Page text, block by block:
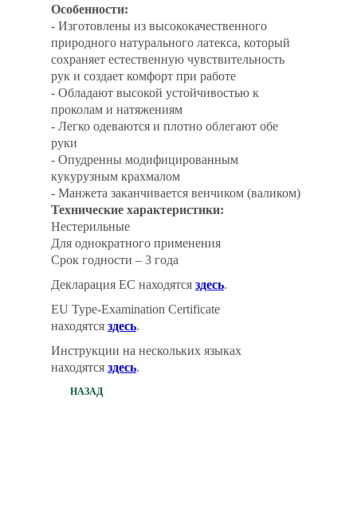
Особенности:
- Изготовлены из высококачественного
природного натурального латекса, который
сохраняет естественную чувствительность
рук и создает комфорт при работе
- Обладают высокой устойчивостью к
проколам и натяжениям
- Легко одеваются и плотно облегают обе
руки
- Опудренны модифицированным
кукурузным крахмалом
- Манжета заканчивается венчиком (валиком)
Технические характеристики:
Нестерильные
Для однократного применения
Срок годности – 3 года
Декларация ЕС находятся здесь.
EU Type-Examination Certificate
находятся здесь.
Инструкции на нескольких языках
находятся здесь.
НАЗАД